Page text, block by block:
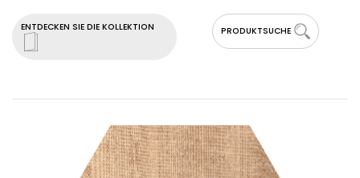
ENTDECKEN SIE DIE KOLLEKTION PRODUKTSUCHE